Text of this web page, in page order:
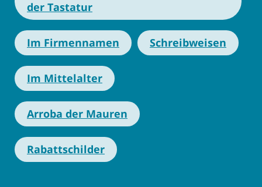
der Tastatur
Im Firmennamen Schreibweisen
Im Mittelalter
Arroba der Mauren
Rabattschilder